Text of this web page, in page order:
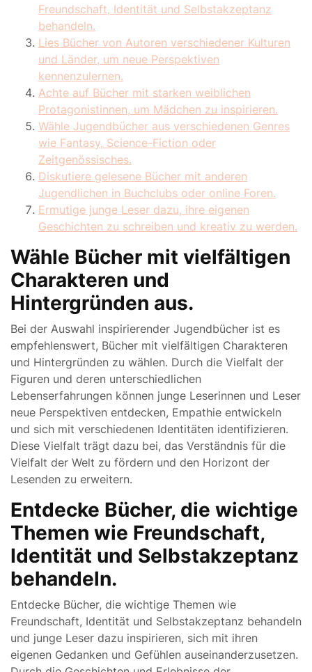
Freundschaft, Identität und Selbstakzeptanz
behandeln.
Lies Bücher von Autoren verschiedener Kulturen
und Länder, um neue Perspektiven
kennenzulernen.
Achte auf Bücher mit starken weiblichen
Protagonistinnen, um Mädchen zu inspirieren.
Wähle Jugendbücher aus verschiedenen Genres
wie Fantasy, Science-Fiction oder
Zeitgenössisches.
Diskutiere gelesene Bücher mit anderen
Jugendlichen in Buchclubs oder online Foren.
Ermutige junge Leser dazu, ihre eigenen
Geschichten zu schreiben und kreativ zu werden.
Wähle Bücher mit vielfältigen
Charakteren und
Hintergründen aus.
Bei der Auswahl inspirierender Jugendbücher ist es
empfehlenswert, Bücher mit vielfältigen Charakteren
und Hintergründen zu wählen. Durch die Vielfalt der
Figuren und deren unterschiedlichen
Lebenserfahrungen können junge Leserinnen und Leser
neue Perspektiven entdecken, Empathie entwickeln
und sich mit verschiedenen Identitäten identifizieren.
Diese Vielfalt trägt dazu bei, das Verständnis für die
Vielfalt der Welt zu fördern und den Horizont der
Lesenden zu erweitern.
Entdecke Bücher, die wichtige
Themen wie Freundschaft,
Identität und Selbstakzeptanz
behandeln.
Entdecke Bücher, die wichtige Themen wie
Freundschaft, Identität und Selbstakzeptanz behandeln
und junge Leser dazu inspirieren, sich mit ihren
eigenen Gedanken und Gefühlen auseinanderzusetzen.